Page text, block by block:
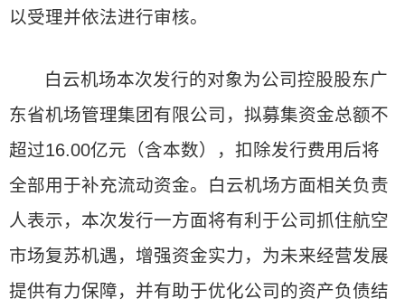
以受理并依法进行审核。
白云机场本次发行的对象为公司控股股东广
东省机场管理集团有限公司，拟募集资金总额不
超过16.00亿元（含本数），扣除发行费用后将
全部用于补充流动资金。白云机场方面相关负责
人表示，本次发行一方面将有利于公司抓住航空
市场复苏机遇，增强资金实力，为未来经营发展
提供有力保障，并有助于优化公司的资产负债结